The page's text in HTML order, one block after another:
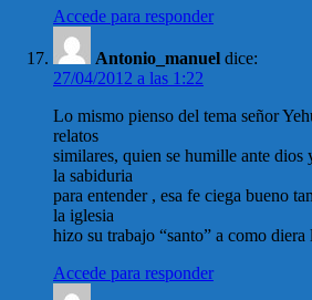
Accede para responder
Antonio_manuel dice:
27/04/2012 a las 1:22
Lo mismo pienso del tema señor
relatos
similares, quien se humille ante dios
la sabiduria
para entender , esa fe ciega bueno
la iglesia
hizo su trabajo “santo” a como diera
Accede para responder